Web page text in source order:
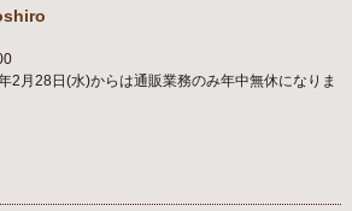
2月28日(水)からは通販業務のみ年中無休になりま